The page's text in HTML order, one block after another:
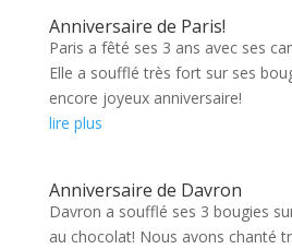
Anniversaire de Paris!
Paris a fêté ses 3 ans avec ses
Elle a soufflé très fort sur ses
encore joyeux anniversaire!
lire plus
Anniversaire de Davron
Davron a soufflé ses 3 bougies
au chocolat! Nous avons chanté